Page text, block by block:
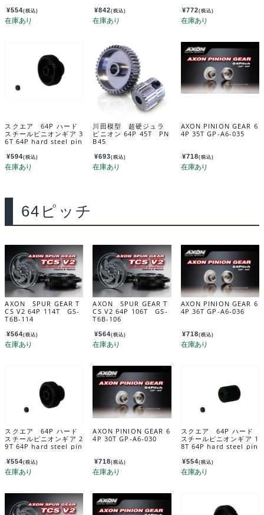
5
¥554(税込) ¥842(税込)
6A
¥772(税込)
スクエア 64P ハード
スチールピニオンギア 3
6T 64P hard steel pin
6
¥594(税込)
川田模型 超硬ジュラ
ピニオン 64P 45T PN
B45
¥693(税込)
AXON PINION GEAR 6
4P 35T GP-A6-035
¥718(税込)
64ピッチ
AXON SPUR GEAR T
CS V2 64P 114T GS-
T6B-114
¥564(税込)
AXON SPUR GEAR T
CS V2 64P 106T GS-
T6B-106
¥564(税込)
AXON PINION GEAR 6
4P 36T GP-A6-036
¥718(税込)
スクエア 64P ハード
スチールピニオンギア 2
9T 64P hard steel pin
9
¥554(税込)
AXON PINION GEAR 6
4P 30T GP-A6-030
¥718(税込)
スクエア 64P ハード
スチールピニオンギア 1
8T 64P hard steel pin
8
¥554(税込)